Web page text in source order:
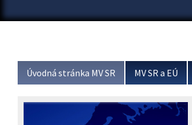
Úvodná stránka MV SR MV SR a EÚ